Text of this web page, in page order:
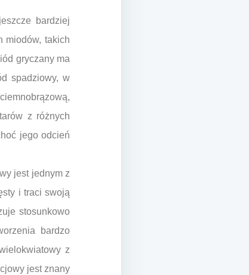
bardziej
miodów, takich
gryczany ma
spadziowy, w
z różnych
jego odcień
jest jednym z
i traci swoją
stosunkowo
bardzo
z
jest znany